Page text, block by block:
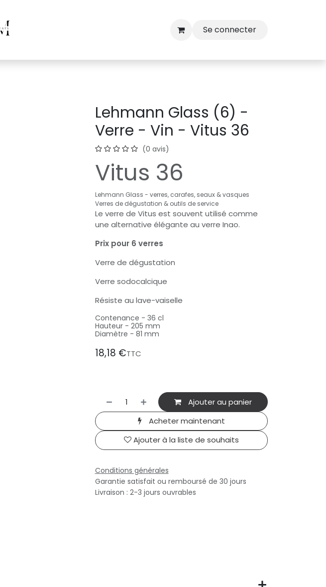
Se connecter
Lehmann Glass (6) -
Verre - Vin - Vitus 36
(0 avis)
Vitus 36
Lehmann Glass - verres, carafes, seaux & vasques
Verres de dégustation & outils de service
Le verre de Vitus est souvent utilisé comme
une alternative élégante au verre Inao.
Prix pour 6 verres
Verre de dégustation
Verre sodocalcique
Résiste au lave-vaiselle
Contenance - 36 cl
Hauteur - 205 mm
Diamètre - 81 mm
18,18 €TTC
Ajouter au panier
Acheter maintenant
Ajouter à la liste de souhaits
Conditions générales
Garantie satisfait ou remboursé de 30 jours
Livraison : 2-3 jours ouvrables